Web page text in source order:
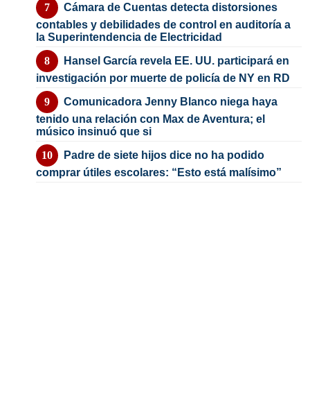
Cámara de Cuentas detecta distorsiones
contables y debilidades de control en auditoría a
la Superintendencia de Electricidad
Hansel García revela EE. UU. participará en
investigación por muerte de policía de NY en RD
Comunicadora Jenny Blanco niega haya
tenido una relación con Max de Aventura; el
músico insinuó que si
Padre de siete hijos dice no ha podido
comprar útiles escolares: “Esto está malísimo”